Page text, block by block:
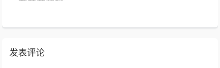
发表评论